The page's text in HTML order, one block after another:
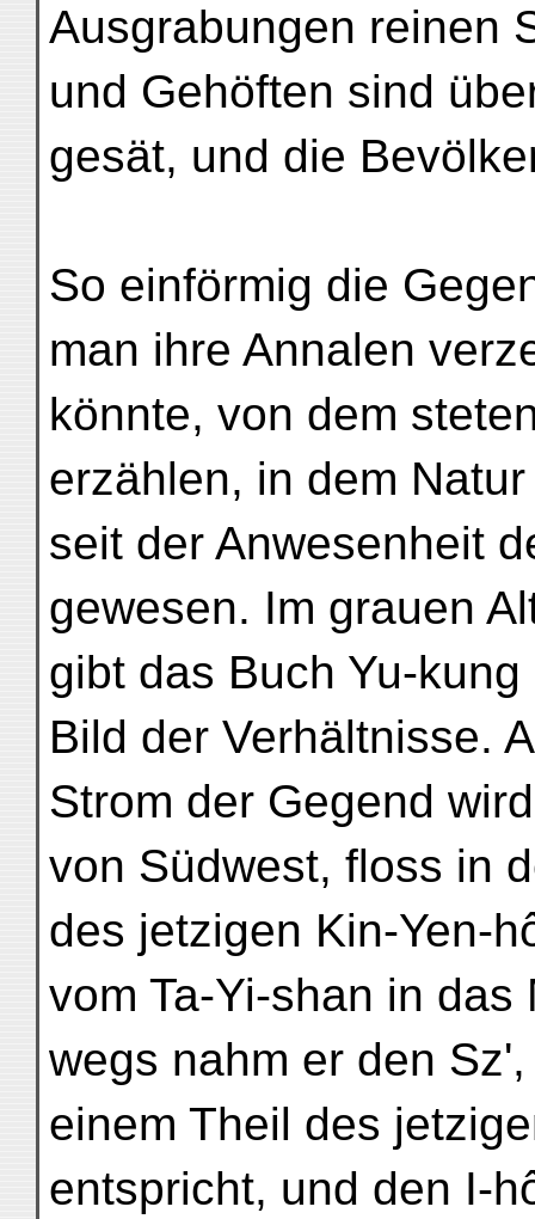
Ausgrabungen reinen
und Gehöften sind
gesät, und die
So einförmig die
man ihre Annalen
könnte, von dem
erzählen, in dem
seit der Anwesenheit
gewesen. Im grauen
gibt das Buch Yu-
Bild der Verhältnisse.
Strom der Gegend
von Südwest, floss in
des jetzigen Kin-Yen-
vom Ta-Yi-shan in das
wegs nahm er den
einem Theil des
entspricht, und den I-